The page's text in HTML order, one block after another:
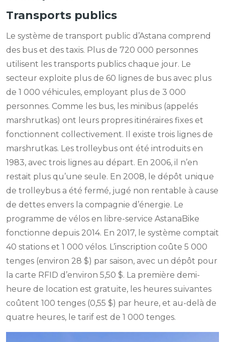
Transports publics
Le système de transport public d’Astana comprend
des bus et des taxis. Plus de 720 000 personnes
utilisent les transports publics chaque jour. Le
secteur exploite plus de 60 lignes de bus avec plus
de 1 000 véhicules, employant plus de 3 000
personnes. Comme les bus, les minibus (appelés
marshrutkas) ont leurs propres itinéraires fixes et
fonctionnent collectivement. Il existe trois lignes de
marshrutkas. Les trolleybus ont été introduits en
1983, avec trois lignes au départ. En 2006, il n’en
restait plus qu’une seule. En 2008, le dépôt unique
de trolleybus a été fermé, jugé non rentable à cause
de dettes envers la compagnie d’énergie. Le
programme de vélos en libre-service AstanaBike
fonctionne depuis 2014. En 2017, le système comptait
40 stations et 1 000 vélos. L’inscription coûte 5 000
tenges (environ 28 $) par saison, avec un dépôt pour
la carte RFID d’environ 5,50 $. La première demi-
heure de location est gratuite, les heures suivantes
coûtent 100 tenges (0,55 $) par heure, et au-delà de
quatre heures, le tarif est de 1 000 tenges.